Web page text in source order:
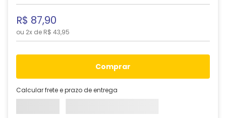
R$ 87,90
ou 2x de R$ 43,95
comprar
Calcular frete e prazo de entrega